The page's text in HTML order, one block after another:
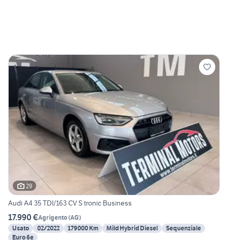
29
Audi A4 35 TDI/163 CV S tronic Business
17.990 €Agrigento(AG)
Usato
02/2022 179000 Km Mild Hybrid Diesel
Sequenziale
Euro 6e